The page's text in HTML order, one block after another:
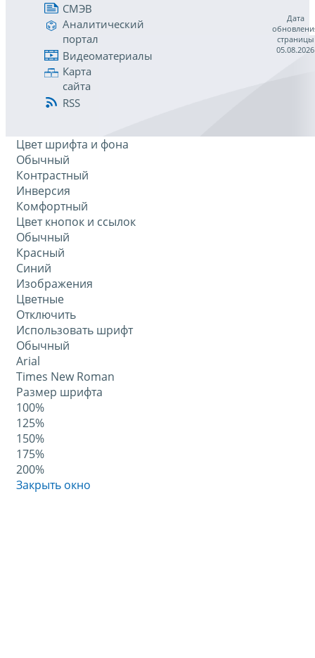
СМЭВ
Аналитический
портал
Видеоматериалы
Карта
сайта
RSS
Дата
страницы
05.08.2026
Цвет шрифта и фона
Обычный
Контрастный
Инверсия
Комфортный
Цвет кнопок и ссылок
Обычный
Красный
Синий
Изображения
Цветные
Отключить
Использовать шрифт
Обычный
Arial
Times New Roman
Размер шрифта
100%
125%
150%
175%
200%
Закрыть окно